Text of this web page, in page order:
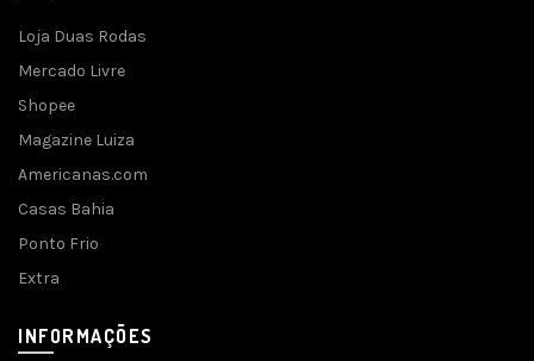
Loja Duas Rodas
Mercado Livre
Shopee
Magazine Luiza
Americanas.com
Casas Bahia
Ponto Frio
Extra
INFORMAÇÕES